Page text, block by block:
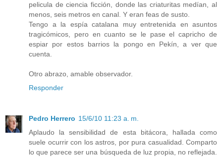
pelicula de ciencia ficción, donde las criaturitas medían, al
menos, seis metros en canal. Y eran feas de susto.
Tengo a la espía catalana muy entretenida en asuntos
tragicómicos, pero en cuanto se le pase el capricho de
espiar por estos barrios la pongo en Pekín, a ver que
cuenta.
Otro abrazo, amable observador.
Responder
Pedro Herrero 15/6/10 11:23 a. m.
Aplaudo la sensibilidad de esta bitácora, hallada como
suele ocurrir con los astros, por pura casualidad. Comparto
lo que parece ser una búsqueda de luz propia, no reflejada.